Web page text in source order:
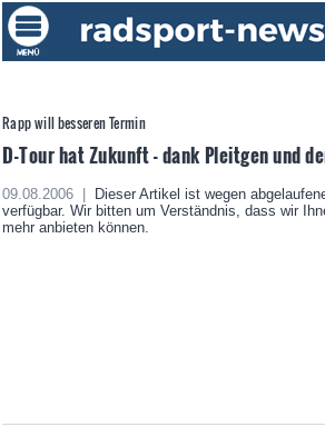
Rapp will besseren Termin
D-Tour hat Zukunft - dank Pleitgen und
09.08.2006 |
Dieser Artikel ist wegen
verfügbar. Wir bitten um Verständnis, dass wir
mehr anbieten können.